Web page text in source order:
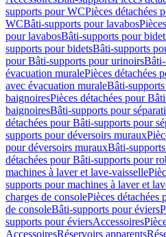
supports pour WCPièces détachées
WCBâti-supports pour lavabos
pour lavabosBâti-supports pour
supports pour bidetsBâti-supports
pour Bâti-supports pour urinoirs
évacuation muralePièces détachées
avec évacuation muraleBâti-
baignoiresPièces détachées pour
baignoiresBâti-supports pour
détachées pour Bâti-supports pour
supports pour déversoirs muraux
pour déversoirs murauxBâti-
détachées pour Bâti-supports pour
machines à laver et lave-vaisselle
supports pour machines à laver et
charges de consolePièces détachées
de consoleBâti-supports pour éviers
supports pour éviersAccessoires
AccessoiresRéservoirs apparents